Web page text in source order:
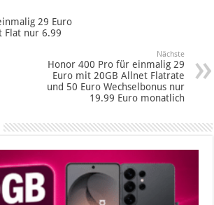
29 Euro
Flat nur 6.99
Nächste
Honor 400 Pro für einmalig 29
Euro mit 20GB Allnet Flatrate
und 50 Euro Wechselbonus nur
19.99 Euro monatlich